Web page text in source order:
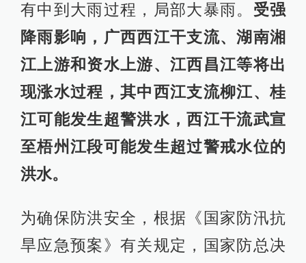
有中到大雨过程，局部大暴雨。 受强
降雨影响，广西西江干支流、湖南湘
江上游和资水上游、江西昌江等将出
现涨水过程，其中西江支流柳江、桂
江可能发生超警洪水，西江干流武宣
至梧州江段可能发生超过警戒水位的
洪水。
为确保防洪安全，根据《国家防汛抗
旱应急预案》有关规定，国家防总决